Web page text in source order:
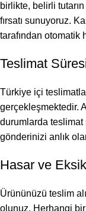
birlikte, belirli
fırsatı sunuyoruz.
tarafından otomatik
Teslimat
Türkiye içi
gerçekleşmektedir.
durumlarda teslimat
gönderinizi anlık
Hasar ve
Ürününüzü teslim
olunuz. Herhangi